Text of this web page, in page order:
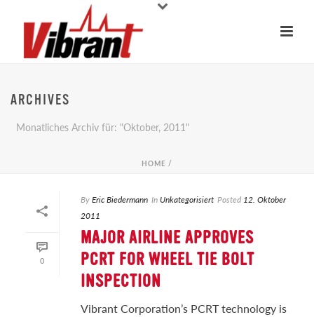
ARCHIVES
Monatliches Archiv für: "Oktober, 2011"
HOME /
0
ByEric Biedermann In Unkategorisiert Posted 12. Oktober
2011
MAJOR AIRLINE APPROVES
PCRT FOR WHEEL TIE BOLT
INSPECTION
Vibrant Corporation’s PCRT technology is